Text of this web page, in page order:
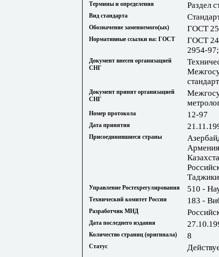
Термины и определения
Раздел
Вид стандарта
Обозначение заменяемого(ых) ГОСТ
Нормативные ссылки на: ГОСТ
ГОСТ
2954-
Документ внесен организацией
СНГ
Документ принят организацией
СНГ
Номер протокола 12-97
Дата принятия
Присоединившиеся страны
Управление Ростехрегулирования 510 -
Технический комитет России 183 -
Разработчик МНД
Дата последнего издания
Количество страниц (оригинала) 8
Статус